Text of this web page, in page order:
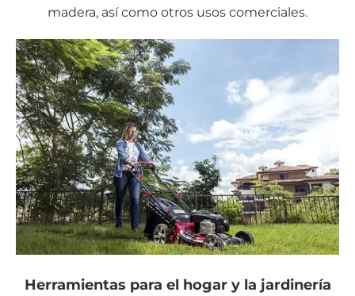
madera, así como otros usos comerciales.
Herramientas para el hogar y la jardinería